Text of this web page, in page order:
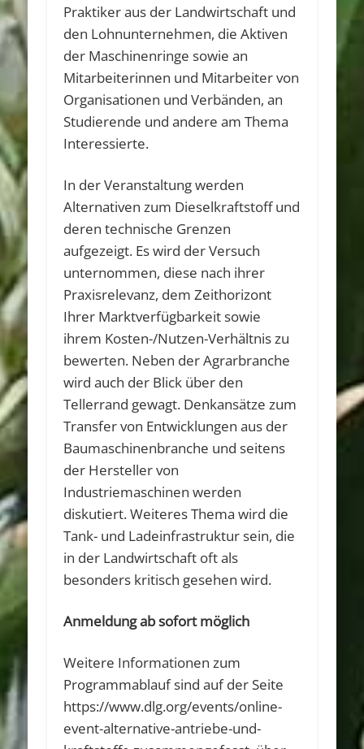
Praktiker aus der Landwirtschaft und
den Lohnunternehmen, die Aktiven
der Maschinenringe sowie an
Mitarbeiterinnen und Mitarbeiter von
Organisationen und Verbänden, an
Studierende und andere am Thema
Interessierte.
In der Veranstaltung werden
Alternativen zum Dieselkraftstoff und
deren technische Grenzen
aufgezeigt. Es wird der Versuch
unternommen, diese nach ihrer
Praxisrelevanz, dem Zeithorizont
Ihrer Marktverfügbarkeit sowie
ihrem Kosten-/Nutzen-Verhältnis zu
bewerten. Neben der Agrarbranche
wird auch der Blick über den
Tellerrand gewagt. Denkansätze zum
Transfer von Entwicklungen aus der
Baumaschinenbranche und seitens
der Hersteller von
Industriemaschinen werden
diskutiert. Weiteres Thema wird die
Tank- und Ladeinfrastruktur sein, die
in der Landwirtschaft oft als
besonders kritisch gesehen wird.
Anmeldung ab sofort möglich
Weitere Informationen zum
Programmablauf sind auf der Seite
https://www.dlg.org/events/online-
event-alternative-antriebe-und-